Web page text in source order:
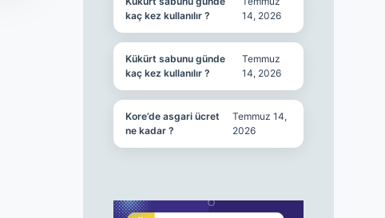
kaç kez kullanılır ?
14, 2026
Kükürt sabunu günde
kaç kez kullanılır ?
Temmuz
14, 2026
Kore’de asgari ücret
ne kadar ?
Temmuz 14,
2026